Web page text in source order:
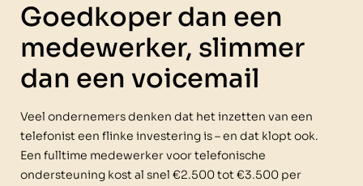
Goedkoper dan een
medewerker, slimmer
dan een voicemail
Veel ondernemers denken dat het inzetten van een
telefonist een flinke investering is – en dat klopt ook.
Een fulltime medewerker voor telefonische
ondersteuning kost al snel €2.500 tot €3.500 per